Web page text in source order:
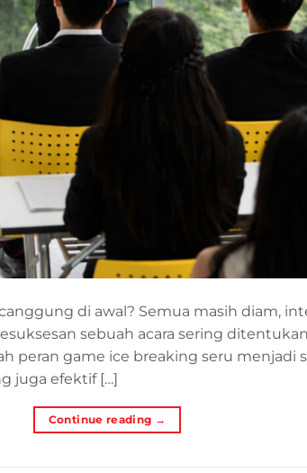
di awal? Semua masih diam,
sebuah acara sering
peran game ice breaking seru menjadi
juga efektif […]
Continue reading →